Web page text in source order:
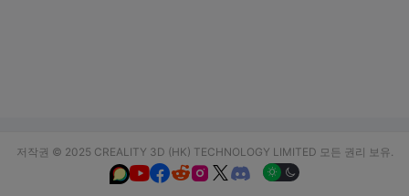
저작권 © 2025 CREALITY 3D (HK) TECHNOLOGY LIMITED 모든 권리 보유.
  